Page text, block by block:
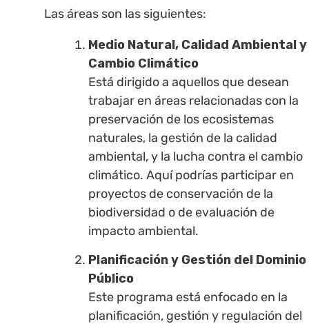
Las áreas son las siguientes:
Medio Natural, Calidad Ambiental y
Cambio Climático
Está dirigido a aquellos que desean
trabajar en áreas relacionadas con la
preservación de los ecosistemas
naturales, la gestión de la calidad
ambiental, y la lucha contra el cambio
climático. Aquí podrías participar en
proyectos de conservación de la
biodiversidad o de evaluación de
impacto ambiental.
Planificación y Gestión del Dominio
Público
Este programa está enfocado en la
planificación, gestión y regulación del